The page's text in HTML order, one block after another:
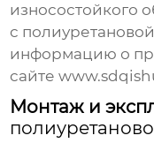
износостойкого
с
информацию о
сайте
Монтаж и